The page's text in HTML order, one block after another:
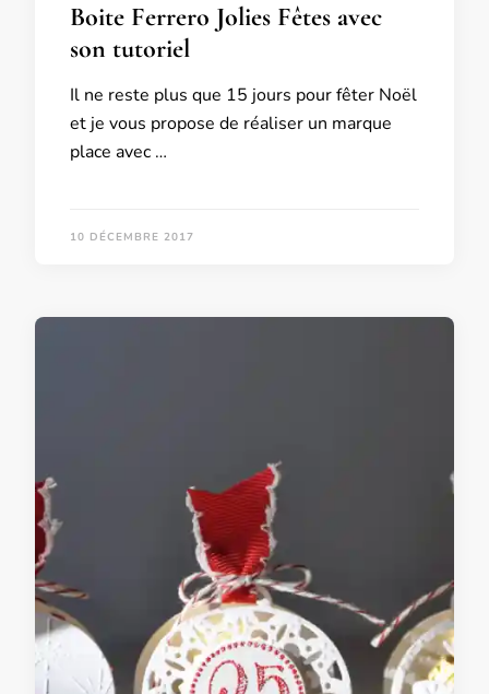
Boite Ferrero Jolies Fêtes avec
son tutoriel
Il ne reste plus que 15 jours pour fêter Noël
et je vous propose de réaliser un marque
place avec …
10 DÉCEMBRE 2017